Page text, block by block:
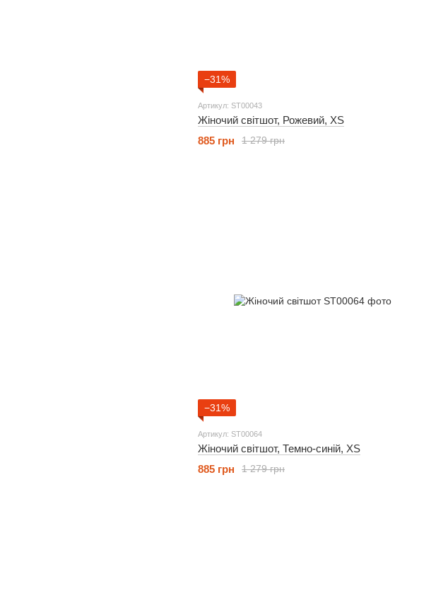
−31%
Артикул: ST00043
Жіночий світшот, Рожевий, XS
1 279 грн
885 грн
−31%
Артикул: ST00064
Жіночий світшот, Темно-синій, XS
1 279 грн
885 грн